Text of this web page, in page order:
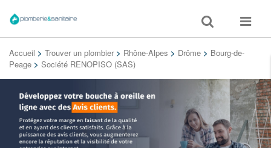
Toggle
search
Toggle
Accueil > Trouver un plombier > Rhône-Alpes > Drôme > Bourg-de-
Peage > Société RENOPISO (SAS)